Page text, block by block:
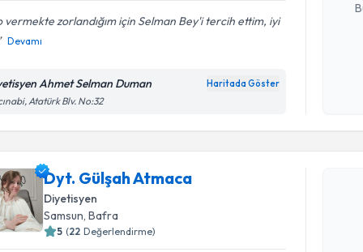
vermekte zorlandığım için Selman Bey'i tercih ettim, iyi
Devamı
Ahmet Selman Duman Haritada Göster
Atatürk Blv. No:32
Dyt. Gülşah Atmaca
Diyetisyen
Samsun , Bafra
5 (22 Değerlendirme)
Dyt.